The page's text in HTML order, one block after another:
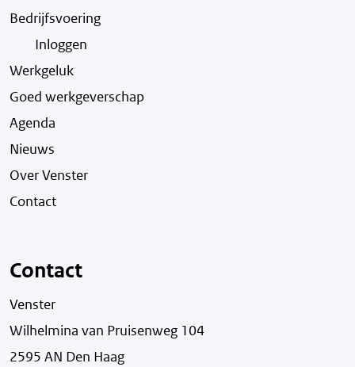
Bedrijfsvoering
Inloggen
Werkgeluk
Goed werkgeverschap
Agenda
Nieuws
Over Venster
Contact
Contact
Venster
Wilhelmina van Pruisenweg 104
2595 AN Den Haag